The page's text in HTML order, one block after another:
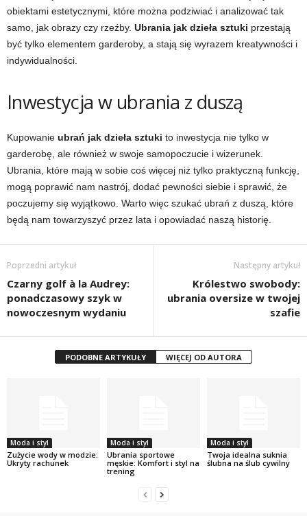
obiektami estetycznymi, które można podziwiać i analizować tak
samo, jak obrazy czy rzeźby. Ubrania jak dzieła sztuki przestają
być tylko elementem garderoby, a stają się wyrazem kreatywności i
indywidualności.
Inwestycja w ubrania z duszą
Kupowanie ubrań jak dzieła sztuki to inwestycja nie tylko w
garderobę, ale również w swoje samopoczucie i wizerunek.
Ubrania, które mają w sobie coś więcej niż tylko praktyczną funkcję,
mogą poprawić nam nastrój, dodać pewności siebie i sprawić, że
poczujemy się wyjątkowo. Warto więc szukać ubrań z duszą, które
będą nam towarzyszyć przez lata i opowiadać naszą historię.
Poprzedni artykuł
Czarny golf à la Audrey:
ponadczasowy szyk w
nowoczesnym wydaniu
Następny artykuł
Królestwo swobody:
ubrania oversize w twojej
szafie
PODOBNE ARTYKUŁY WIĘCEJ OD AUTORA
Moda i styl
Zużycie wody w modzie:
Ukryty rachunek
Moda i styl
Ubrania sportowe
męskie: Komfort i styl na
trening
Moda i styl
Twoja idealna suknia
ślubna na ślub cywilny